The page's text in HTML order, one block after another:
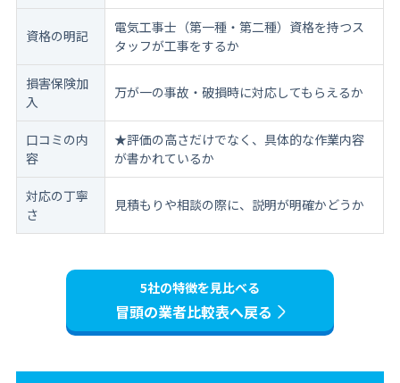
資格の明記
電気工事士（第一種・第二種）資格を持つス
タッフが工事をするか
損害保険加
入
万が一の事故・破損時に対応してもらえるか
口コミの内
容
★評価の高さだけでなく、具体的な作業内容
が書かれているか
対応の丁寧
さ
見積もりや相談の際に、説明が明確かどうか
5社の特徴を見比べる
冒頭の業者比較表へ戻る